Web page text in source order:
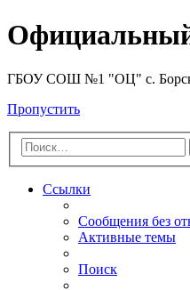
ГБОУ СОШ №1 "ОЦ" с.
Пропустить
Ссылки
Сообщения без
Активные темы
Поиск